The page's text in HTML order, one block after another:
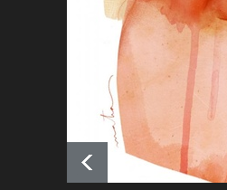
کارگاهی کارتون و پوستر
سربلند» به ا…
رویداد کارگاهی کارتون و
"ایران سربل…
6 ماه قبل